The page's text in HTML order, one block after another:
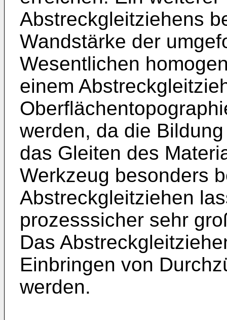
Abstreckgleitziehens
Wandstärke der
Wesentlichen
einem
werden, da die
das Gleiten des
Werkzeug besonders
Abstreckgleitziehen
prozesssicher sehr
Das
Einbringen von
werden.